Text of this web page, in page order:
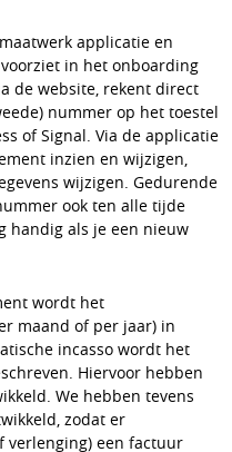
applicatie en
in het onboarding
de website, rekent direct
nummer op het toestel
of Signal. Via de applicatie
inzien en wijzigen,
wijzigen. Gedurende
ook ten alle tijde
handig als je een nieuw
wordt het
maand of per jaar) in
incasso wordt het
Hiervoor hebben
We hebben tevens
zodat er
verlenging) een factuur